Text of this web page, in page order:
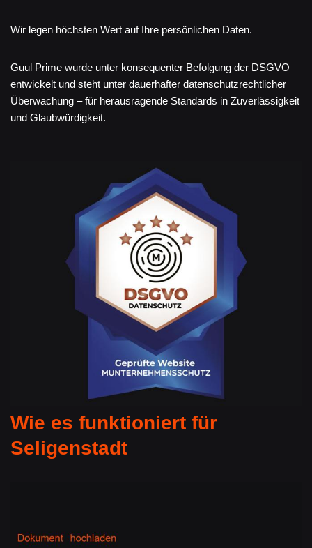
Wir legen höchsten Wert auf Ihre persönlichen Daten.
Guul Prime wurde unter konsequenter Befolgung der DSGVO
entwickelt und steht unter dauerhafter datenschutzrechtlicher
Überwachung – für herausragende Standards in Zuverlässigkeit
und Glaubwürdigkeit.
Wie es funktioniert für
Seligenstadt